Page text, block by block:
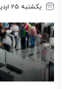
یکشنبه 25 اردیبهشت 1401